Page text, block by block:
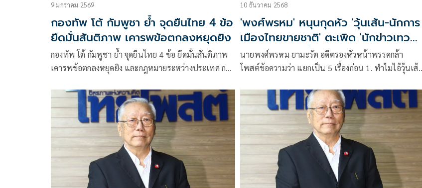
9 มกราคม 2569
กองทัพ โต้ กัมพูชา ย้ำ จุดยืนไทย 4 ข้อ
ยึดมั่นสันติภาพ เคารพข้อตกลงหยุดยิง
กองทัพ โต้ กัมพูชา ย้ำ จุดยืนไทย 4 ข้อ ยึดมั่นสันติภาพ
เคารพข้อตกลงหยุดยิง และกฎหมายระหว่างประเทศ การ
10 ธันวาคม 2568
'พงศ์พรหม' หนุนกุดหัว 'วุ้นเส้น-นักการ
เมืองไทยขายชาติ' ตะเพิด 'นักข่าวเทวดา'
มีปากแค่เอาไว้ขั้นหู
นายพงศ์พรหม ยามะรัต อดีตรองหัวหน้าพรรคกล้า
โพสต์ข้อความว่า แยกเป็น 5 เรื่องก่อน 1. ทำไมไอ้วุ้นเส้น